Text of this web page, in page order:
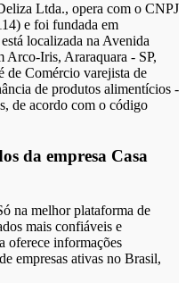
Ltda., opera com o CNPJ
e foi fundada em
localizada na Avenida
Iris, Araraquara - SP,
de Comércio varejista de
de produtos alimentícios -
de acordo com o código
da empresa Casa
na melhor plataforma de
mais confiáveis e
oferece informações
empresas ativas no Brasil,